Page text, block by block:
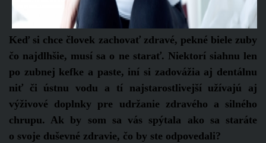
Keď si chce človek zachovať zdravé, pekné biele zuby
čo najdlhšie, musí sa o ne starať. Niektorí siahnu len
po zubnej kefke a paste, iní si zadovážia aj dentálnu
niť či ústnu vodu a tí najstarostlivejší užívajú aj
výživové doplnky pre udržanie zdravého a silného
chrupu. Ak by som sa vás spýtala ako sa staráte
o svoje duševné zdravie, čo by ste odpovedali?